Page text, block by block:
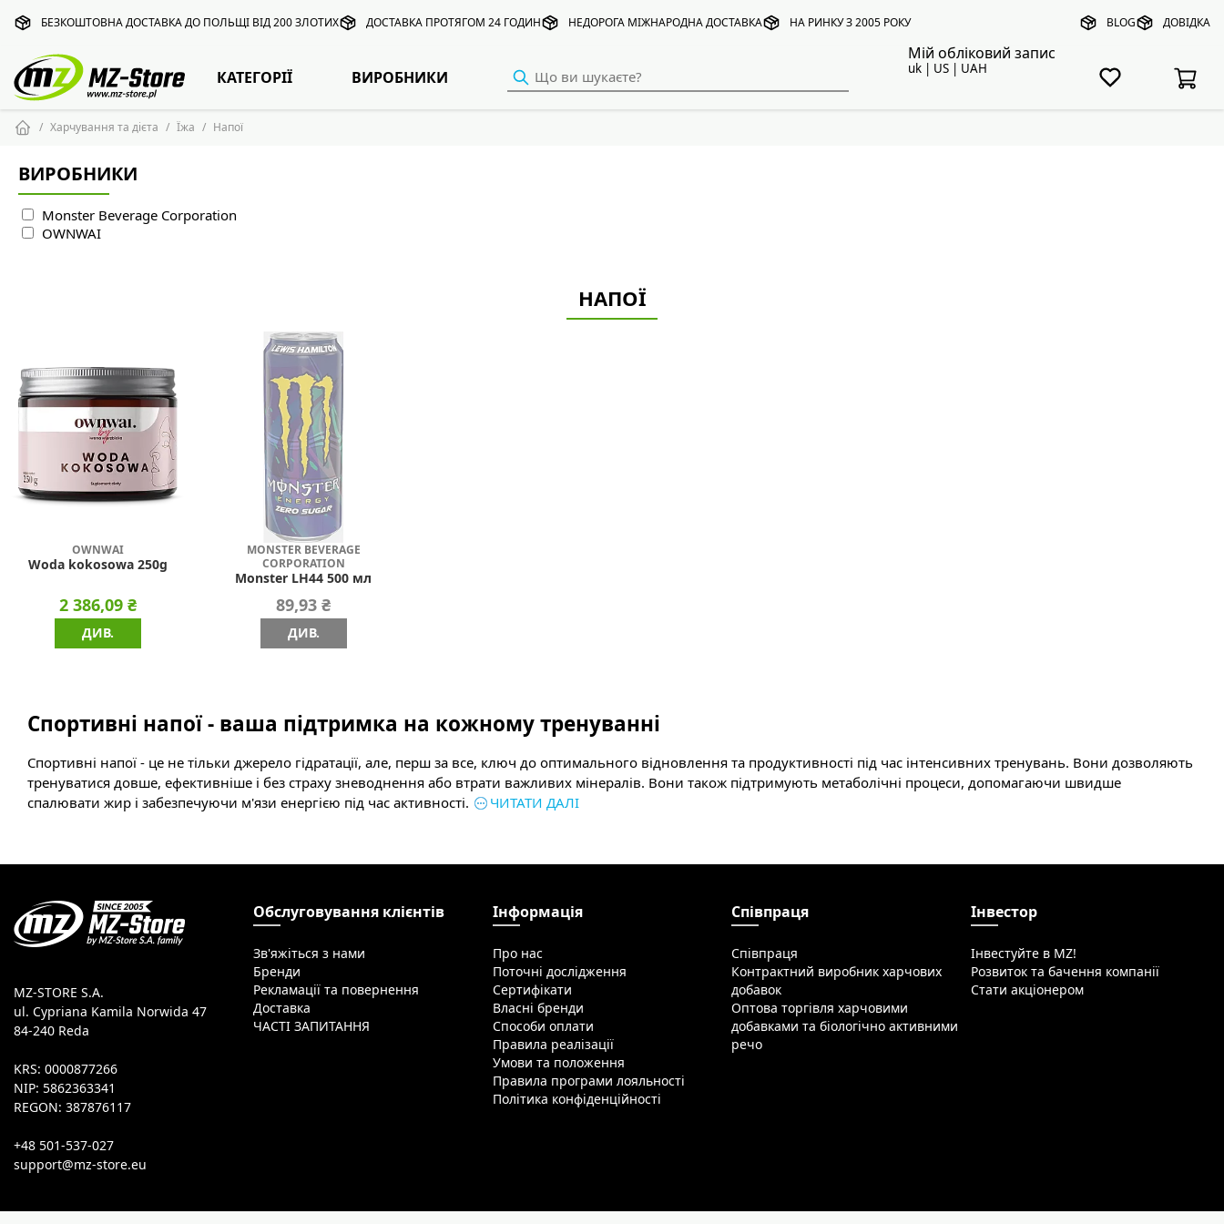
БЕЗКОШТОВНА ДОСТАВКА ДО ПОЛЬЩІ ВІД 200 ЗЛОТИХ ДОСТАВКА ПРОТЯГОМ 24 ГОДИН НЕДОРОГА МІЖНАРОДНА ДОСТАВКА НА РИНКУ З 2005 РОКУ BLOG ДОВІДКА
Мій обліковий запис
uk | US | UAH
КАТЕГОРІЇ ВИРОБНИКИ
Харчування та дієта Їжа Напої
ВИРОБНИКИ
Monster Beverage Corporation
OWNWAI
НАПОЇ
OWNWAI
Woda kokosowa 250g
2 386,09 ₴
ДИВ.
MONSTER BEVERAGE
CORPORATION
Monster LH44 500 мл
89,93 ₴
ДИВ.
Спортивні напої - ваша підтримка на кожному тренуванні
Спортивні напої - це не тільки джерело гідратації, але, перш за все, ключ до оптимального відновлення та продуктивності під час інтенсивних тренувань. Вони дозволяють
тренуватися довше, ефективніше і без страху зневоднення або втрати важливих мінералів. Вони також підтримують метаболічні процеси, допомагаючи швидше
спалювати жир і забезпечуючи м'язи енергією під час активності.
ЧИТАТИ ДАЛІ
MZ-STORE S.A.
ul. Cypriana Kamila Norwida 47
84-240 Reda
KRS: 0000877266
NIP: 5862363341
REGON: 387876117
+48 501-537-027
Обслуговування клієнтів
Зв'яжіться з нами
Бренди
Рекламації та повернення
Доставка
ЧАСТІ ЗАПИТАННЯ
Інформація
Про нас
Поточні дослідження
Сертифікати
Власні бренди
Способи оплати
Правила реалізації
Умови та положення
Правила програми лояльності
Політика конфіденційності
Співпраця
Співпраця
Контрактний виробник харчових
добавок
Оптова торгівля харчовими
добавками та біологічно активними
речо
Інвестор
Інвестуйте в MZ!
Розвиток та бачення компанії
Стати акціонером